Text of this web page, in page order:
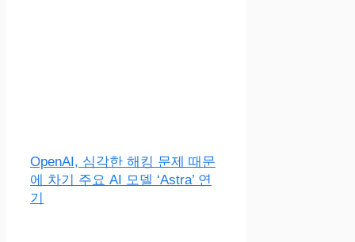
OpenAI, 심각한 해킹 문제 때문
에 차기 주요 AI 모델 ‘Astra’ 연
기